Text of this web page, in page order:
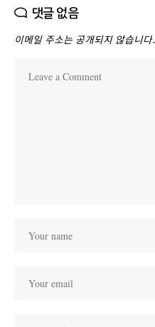
댓글 없음
이메일 주소는 공개되지 않습니다.